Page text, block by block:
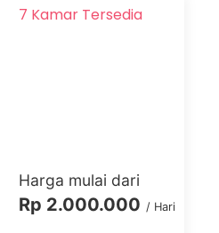
7 Kamar Tersedia
Harga mulai dari
Rp 2.000.000 / Hari